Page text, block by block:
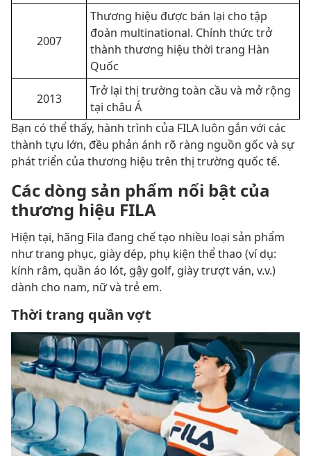
2007
Thương hiệu được bán lại cho tập
đoàn multinational. Chính thức trở
thành thương hiệu thời trang Hàn
Quốc
2013
Trở lại thị trường toàn cầu và mở rộng
tại châu Á
Bạn có thể thấy, hành trình của FILA luôn gắn với các
thành tựu lớn, đều phản ánh rõ ràng nguồn gốc và sự
phát triển của thương hiệu trên thị trường quốc tế.
Các dòng sản phẩm nổi bật của
thương hiệu FILA
Hiện tại, hãng Fila đang chế tạo nhiều loại sản phẩm
như trang phục, giày dép, phụ kiện thể thao (ví dụ:
kính râm, quần áo lót, gậy golf, giày trượt ván, v.v.)
dành cho nam, nữ và trẻ em.
Thời trang quần vợt